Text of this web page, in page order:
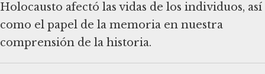
Holocausto afectó las vidas de los individuos, así
como el papel de la memoria en nuestra
comprensión de la historia.